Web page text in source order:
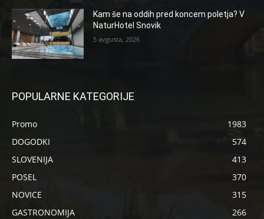
Kam še na oddih pred koncem poletja? V
NaturHotel Snovik
5 avgusta, 2026
POPULARNE KATEGORIJE
Promo
1983
DOGODKI
574
SLOVENIJA
413
POSEL
370
NOVICE
315
GASTRONOMIJA
266